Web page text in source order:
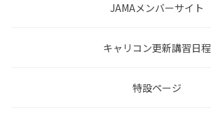
JAMAメンバーサイト
キャリコン更新講習日程
特設ページ